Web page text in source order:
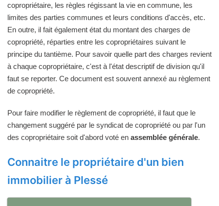
copropriétaire, les règles régissant la vie en commune, les
limites des parties communes et leurs conditions d'accès, etc.
En outre, il fait également état du montant des charges de
copropriété, réparties entre les copropriétaires suivant le
principe du tantième. Pour savoir quelle part des charges revient
à chaque copropriétaire, c'est à l'état descriptif de division qu'il
faut se reporter. Ce document est souvent annexé au règlement
de copropriété.
Pour faire modifier le règlement de copropriété, il faut que le
changement suggéré par le syndicat de copropriété ou par l'un
des copropriétaire soit d'abord voté en assemblée générale.
Connaitre le propriétaire d'un bien
immobilier à Plessé